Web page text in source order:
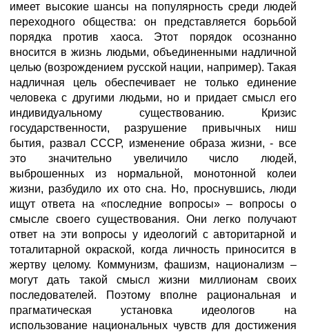
имеет высокие шансы на популярность среди людей
переходного общества: он представляется борьбой
порядка против хаоса. Этот порядок осознанно
вносится в жизнь людьми, объединенными надличной
целью (возрождением русской нации, например). Такая
надличная цель обеспечивает не только единение
человека с другими людьми, но и придает смысл его
индивидуальному существованию. Кризис
государственности, разрушение привычных ниш
бытия, развал СССР, изменение образа жизни, - все
это значительно увеличило число людей,
выброшенных из нормальной, монотонной колеи
жизни, разбудило их ото сна. Но, проснувшись, люди
ищут ответа на «последние вопросы» – вопросы о
смысле своего существования. Они легко получают
ответ на эти вопросы у идеологий с авторитарной и
тоталитарной окраской, когда личность приносится в
жертву целому. Коммунизм, фашизм, национализм –
могут дать такой смысл жизни миллионам своих
последователей. Поэтому вполне рациональная и
прагматическая установка идеологов на
использование национальных чувств для достижения